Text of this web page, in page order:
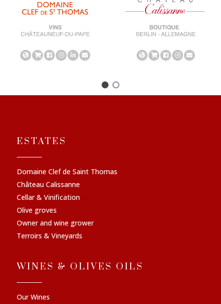
ESTATES
Domaine Clef de Saint Thomas
Château Calissanne
Cellar & Vinification
Olive groves
Owner and wine grower
Terroirs & Vineyards
WINES & OLIVES OILS
Our Wines